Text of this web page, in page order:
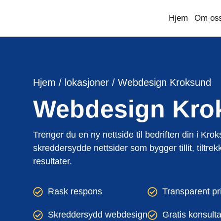
Hjem Om
Designtjenester
Webapplikasjonsdesign
Tilpasset Webdesign
Portefølje Webdesign
B2B e-handels webdesign
Backend utvikling
Utvikling nettportaler
CMS utvikling
Nettsideutvikling
og
Hvit etikett
Reise og gjestfrihet
Arrangementer og opplevelser
Hvem vi er og hva vi gjør.
Vanlige spørsmål
Få et
Hjem / lokasjoner / Webdesign Kroksund
Webdesign
Trenger du en ny nettside til bedriften din i
skreddersydde nettsider som bygger tillit,
resultater.
Rask respons
Skreddersydd webdesign
Transparent
Gratis